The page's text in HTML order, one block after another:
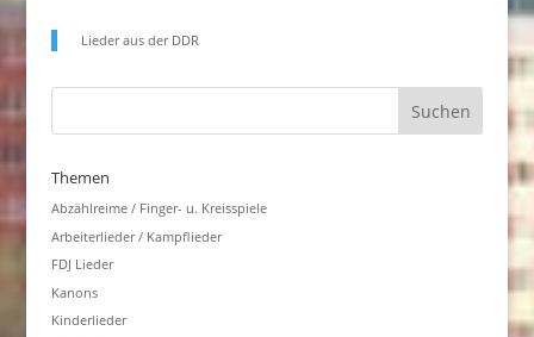
Lieder aus der DDR
Themen
Abzählreime / Finger- u. Kreisspiele
Arbeiterlieder / Kampflieder
FDJ Lieder
Kanons
Kinderlieder